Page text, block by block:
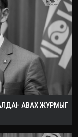
АВАХ ЖУРМЫГ